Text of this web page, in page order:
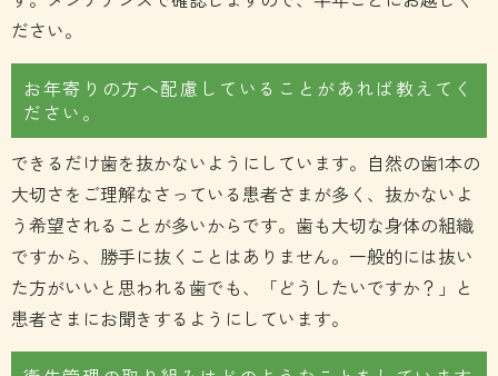
ださい。
お年寄りの方へ配慮していることがあれば教えてく
ださい。
できるだけ歯を抜かないようにしています。自然の歯1本の
大切さをご理解なさっている患者さまが多く、抜かないよ
う希望されることが多いからです。歯も大切な身体の組織
ですから、勝手に抜くことはありません。一般的には抜い
た方がいいと思われる歯でも、「どうしたいですか？」と
患者さまにお聞きするようにしています。